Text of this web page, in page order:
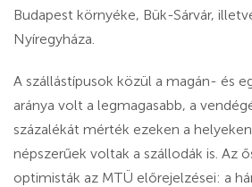
Budapest környéke, Bük-Sárvár,
Nyíregyháza.
A szállástípusok közül a magán- és
aránya volt a legmagasabb, a
százalékát mérték ezeken a
népszerűek voltak a szállodák is. Az
optimisták az MTÜ előrejelzései: a